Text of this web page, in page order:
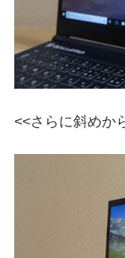
<<さらに斜めか